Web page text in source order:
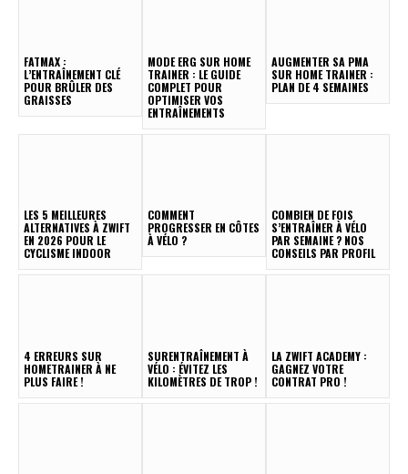
FATMAX :
L’ENTRAÎNEMENT CLÉ
POUR BRÛLER DES
GRAISSES
MODE ERG SUR HOME
TRAINER : LE GUIDE
COMPLET POUR
OPTIMISER VOS
ENTRAÎNEMENTS
AUGMENTER SA PMA
SUR HOME TRAINER :
PLAN DE 4 SEMAINES
LES 5 MEILLEURES
ALTERNATIVES À ZWIFT
EN 2026 POUR LE
CYCLISME INDOOR
COMMENT
PROGRESSER EN CÔTES
À VÉLO ?
COMBIEN DE FOIS
S’ENTRAÎNER À VÉLO
PAR SEMAINE ? NOS
CONSEILS PAR PROFIL
4 ERREURS SUR
HOMETRAINER À NE
PLUS FAIRE !
SURENTRAÎNEMENT À
VÉLO : ÉVITEZ LES
KILOMÈTRES DE TROP !
LA ZWIFT ACADEMY :
GAGNEZ VOTRE
CONTRAT PRO !